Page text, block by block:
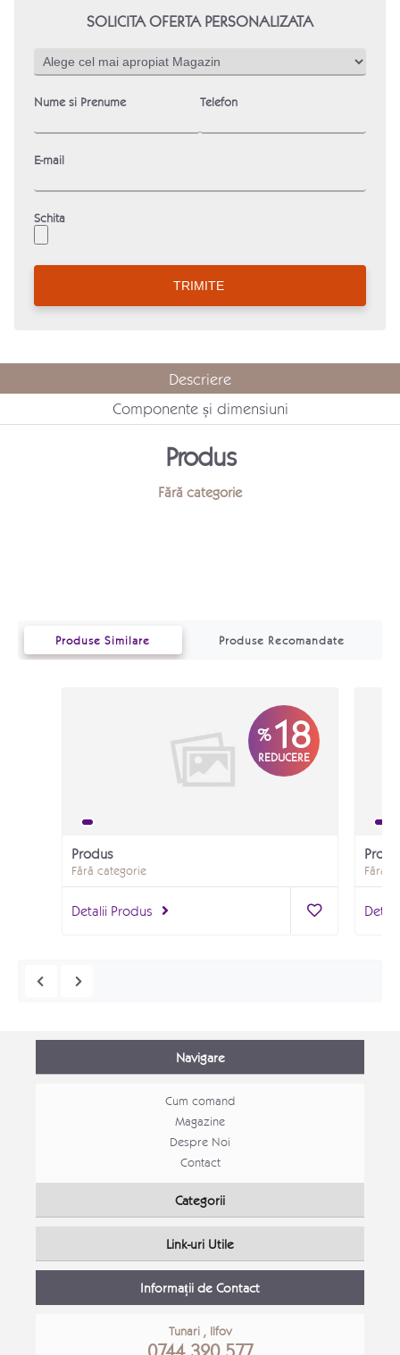
SOLICITA OFERTA PERSONALIZATA
Nume si Prenume Telefon
E-mail
Schita
Descriere
Componente și dimensiuni
Produs
Fără categorie
Produse Similare Produse Recomandate
%18
REDUCERE
Produs
Fără categorie
Detalii Produs
Fără
Navigare
Cum comand
Magazine
Despre Noi
Contact
Categorii
Link-uri Utile
Informații de Contact
Tunari , Ilfov
0744 320 577